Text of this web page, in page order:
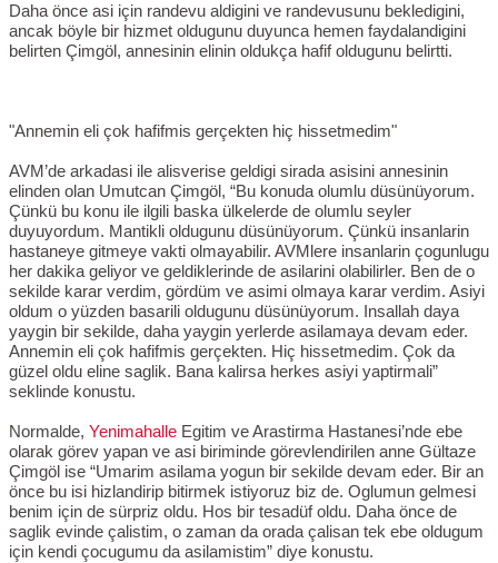
Daha önce asi için randevu aldigini ve randevusunu bekledigini,
ancak böyle bir hizmet oldugunu duyunca hemen faydalandigini
belirten Çimgöl, annesinin elinin oldukça hafif oldugunu belirtti.
"Annemin eli çok hafifmis gerçekten hiç hissetmedim"
AVM’de arkadasi ile alisverise geldigi sirada asisini annesinin
elinden olan Umutcan Çimgöl, “Bu konuda olumlu düsünüyorum.
Çünkü bu konu ile ilgili baska ülkelerde de olumlu seyler
duyuyordum. Mantikli oldugunu düsünüyorum. Çünkü insanlarin
hastaneye gitmeye vakti olmayabilir. AVMlere insanlarin çogunlugu
her dakika geliyor ve geldiklerinde de asilarini olabilirler. Ben de o
sekilde karar verdim, gördüm ve asimi olmaya karar verdim. Asiyi
oldum o yüzden basarili oldugunu düsünüyorum. Insallah daya
yaygin bir sekilde, daha yaygin yerlerde asilamaya devam eder.
Annemin eli çok hafifmis gerçekten. Hiç hissetmedim. Çok da
güzel oldu eline saglik. Bana kalirsa herkes asiyi yaptirmali”
seklinde konustu.
Normalde, Yenimahalle Egitim ve Arastirma Hastanesi’nde ebe
olarak görev yapan ve asi biriminde görevlendirilen anne Gültaze
Çimgöl ise “Umarim asilama yogun bir sekilde devam eder. Bir an
önce bu isi hizlandirip bitirmek istiyoruz biz de. Oglumun gelmesi
benim için de sürpriz oldu. Hos bir tesadüf oldu. Daha önce de
saglik evinde çalistim, o zaman da orada çalisan tek ebe oldugum
için kendi çocugumu da asilamistim” diye konustu.